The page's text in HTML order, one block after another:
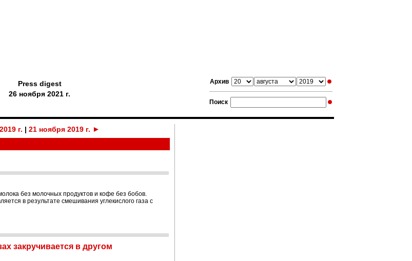
Архив
Поиск
Press digest
26 ноября 2021 г.
г. | 21 ноября 2019 г. ►
без молочных продуктов и кофе без бобов.
в результате смешивания углекислого газа с
закручивается в другом